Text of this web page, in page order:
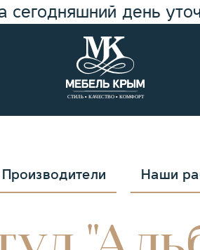
сегодняшний день
Производители Наши